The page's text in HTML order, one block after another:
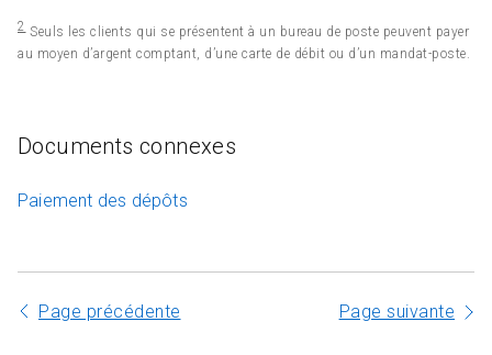
2Seuls les clients qui se présentent à un bureau de poste peuvent payer
au moyen d’argent comptant, d’une carte de débit ou d’un mandat-poste.
Documents connexes
Paiement des dépôts
Page précédente Page suivante